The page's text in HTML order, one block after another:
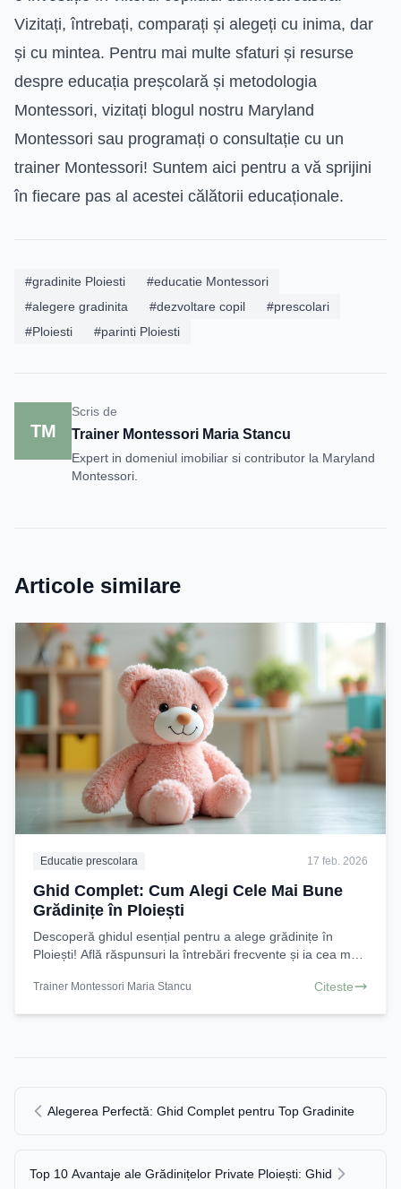
Vizitați, întrebați, comparați și alegeți cu inima, dar
și cu mintea. Pentru mai multe sfaturi și resurse
despre educația preșcolară și metodologia
Montessori, vizitați blogul nostru Maryland
Montessori sau programați o consultație cu un
trainer Montessori! Suntem aici pentru a vă sprijini
în fiecare pas al acestei călătorii educaționale.
#gradinite Ploiesti
#educatie Montessori
#alegere gradinita
#dezvoltare copil
#prescolari
#Ploiesti
#parinti Ploiesti
TM
Scris de
Trainer Montessori Maria Stancu
Expert in domeniul imobiliar si contributor la Maryland
Montessori.
Articole similare
Educatie prescolara 17 feb. 2026
Ghid Complet: Cum Alegi Cele Mai Bune
Grădinițe în Ploiești
Descoperă ghidul esențial pentru a alege grădinițe în
Ploiești! Află răspunsuri la întrebări frecvente și ia cea mai
Trainer Montessori Maria Stancu Citeste
Alegerea Perfectă: Ghid Complet pentru Top Gradinite
Top 10 Avantaje ale Grădinițelor Private Ploiești: Ghid